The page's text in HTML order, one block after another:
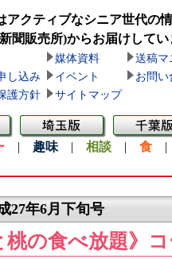
アクティブなシニア世代の
聞販売所)からお届けしてい
媒体資料
送稿マ
し込み
イベント
お問い
護方針
サイトマップ
| 趣味 | 相談 | 食
27年6月下旬号
桃の食べ放題》